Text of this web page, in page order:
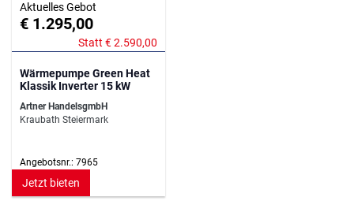
Aktuelles Gebot
€ 1.295,00
Statt € 2.590,00
Wärmepumpe Green Heat
Klassik Inverter 15 kW
Artner HandelsgmbH
Kraubath Steiermark
Angebotsnr.: 7965
Jetzt bieten